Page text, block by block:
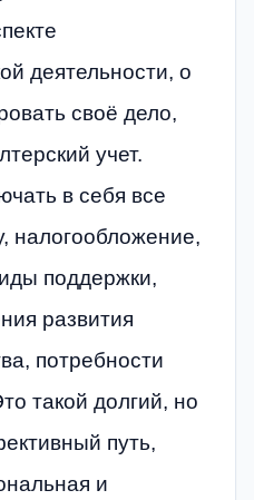
деятельности, о
своё дело,
учет.
в себя все
налогообложение,
поддержки,
развития
потребности
такой долгий, но
путь,
и